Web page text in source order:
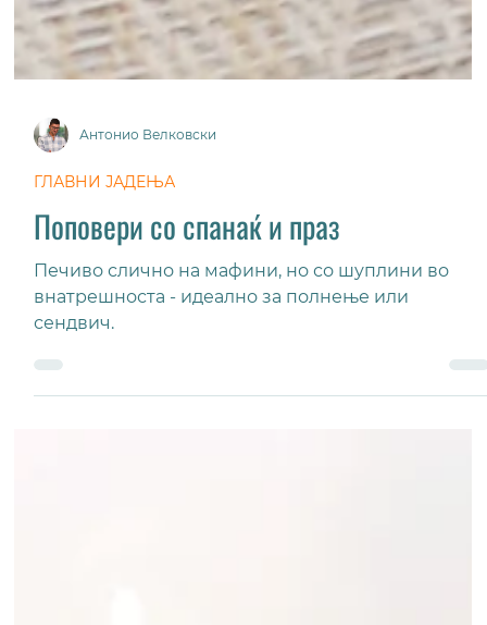
ГЛАВНИ ЈАДЕЊА
Поповери со спанаќ и праз